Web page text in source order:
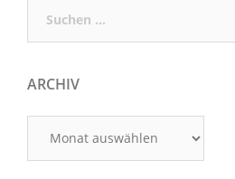
nach:
ARCHIV